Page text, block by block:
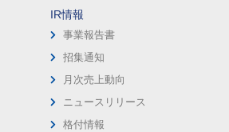
IR情報
事業報告書
招集通知
月次売上動向
ニュースリリース
格付情報